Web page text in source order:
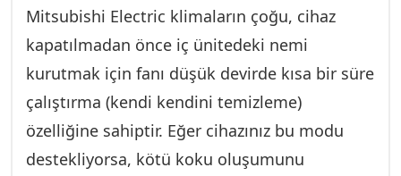
Mitsubishi Electric klimaların çoğu, cihaz
kapatılmadan önce iç ünitedeki nemi
kurutmak için fanı düşük devirde kısa bir süre
çalıştırma (kendi kendini temizleme)
özelliğine sahiptir. Eğer cihazınız bu modu
destekliyorsa, kötü koku oluşumunu